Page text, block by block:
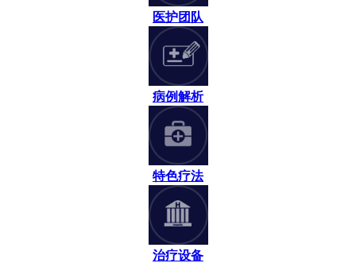
医护团队
病例解析
特色疗法
治疗设备